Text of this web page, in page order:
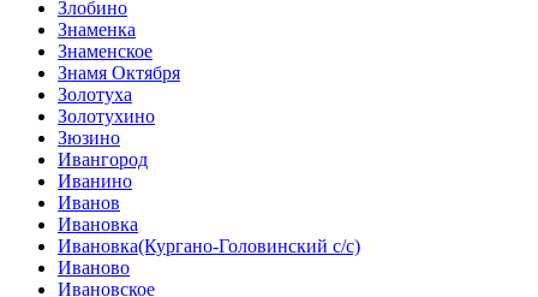
Злобино
Знаменка
Знаменское
Знамя Октября
Золотуха
Золотухино
Зюзино
Ивангород
Иванино
Иванов
Ивановка
Ивановка(Кургано-Головинский с/с)
Иваново
Ивановское